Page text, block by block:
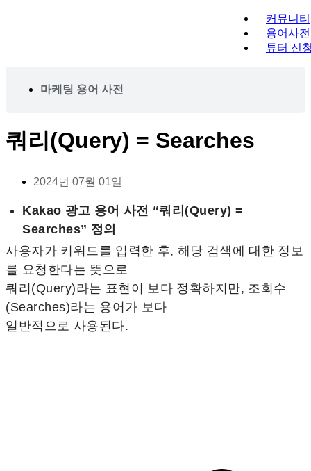
커뮤니티
용어사전
튜터 신
마케팅 용어 사전
쿼리(Query) = Searches
2024년 07월 01일
Kakao 광고 용어 사전 “쿼리(Query) =
Searches” 정의
사용자가 키워드를 입력한 후, 해당 검색에 대한 정보
를 요청한다는 뜻으로
쿼리(Query)라는 표현이 보다 정확하지만, 조회수
(Searches)라는 용어가 보다
일반적으로 사용된다.